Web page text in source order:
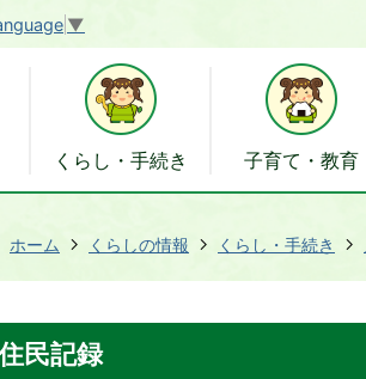
▼
くらし・手続き 子育て・教育
ホーム くらしの情報 くらし・手続き
民記録